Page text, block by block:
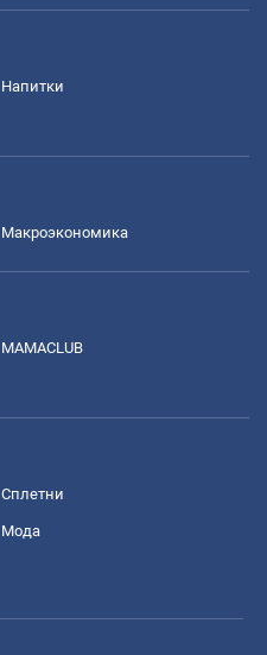
Напитки
Mакроэкономика
MAMACLUB
Сплетни
Мода